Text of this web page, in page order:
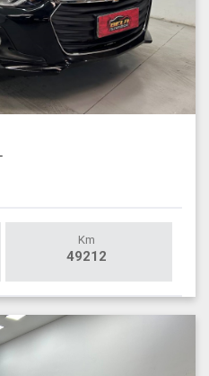
Km
49212